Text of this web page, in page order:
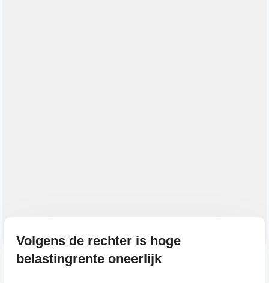
Volgens de rechter is hoge
belastingrente oneerlijk